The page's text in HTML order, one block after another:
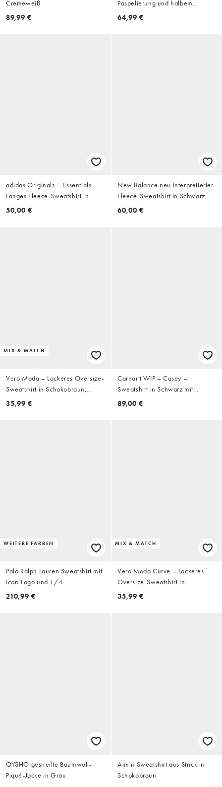
Cremeweiß
89,99 €
Paspelierung und halbem
Reißverschluss als Kombiteil in
64,99 €
adidas Originals – Essentials –
Langes Fleece-Sweatshirt in
Schwarz mit Rundhalsausschnitt
50,00 €
New Balance neu interpretierter
Fleece-Sweatshirt in Schwarz
60,00 €
MIX & MATCH
Vero Moda – Lockeres Oversize-
Sweatshirt in Schokobraun,
Kombiteil
35,99 €
Carhartt WIP – Casey –
Sweatshirt in Schwarz mit
kurzem Reißverschluss
89,00 €
WEITERE FARBEN
Polo Ralph Lauren Sweatshirt mit
Icon-Logo und 1/4-
Reißverschluss in Grün
210,99 €
MIX & MATCH
Vero Moda Curve – Lockeres
Oversize-Sweatshirt in
Burgunderrot, Kombiteil
35,99 €
OYSHO gestreifte Baumwoll-
Piqué-Jacke in Grau
Aim'n Sweatshirt aus Strick in
Schokobraun